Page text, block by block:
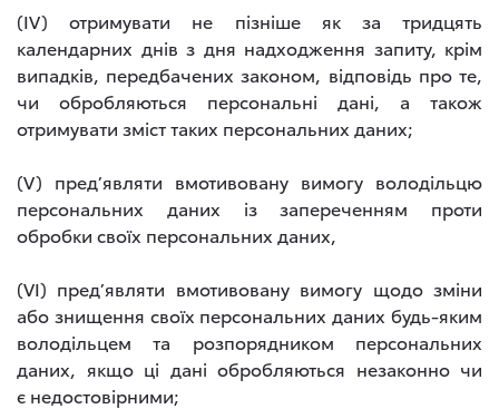
(IV) отримувати не пізніше як за тридцять
календарних днів з дня надходження запиту, крім
випадків, передбачених законом, відповідь про те,
чи обробляються персональні дані, а також
отримувати зміст таких персональних даних;
(V) пред’являти вмотивовану вимогу володільцю
персональних даних із запереченням проти
обробки своїх персональних даних,
(VI) пред’являти вмотивовану вимогу щодо зміни
або знищення своїх персональних даних будь-яким
володільцем та розпорядником персональних
даних, якщо ці дані обробляються незаконно чи
є недостовірними;